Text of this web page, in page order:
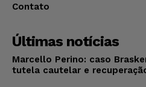
Contato
Últimas notícias
Marcello Perino: caso
tutela cautelar e